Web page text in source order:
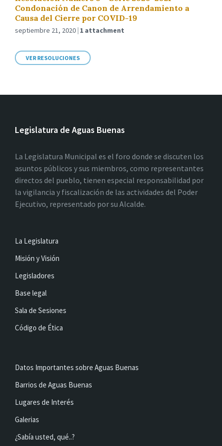
Condonación de Canon de Arrendamiento a
Causa del Cierre por COVID-19
septiembre 21, 2020 1 attachment
VER RESOLUCIONES
Legislatura de Aguas Buenas
La Legislatura Municipal es el foro donde se discuten los
asuntos públicos y sus miembros, como representantes
directos del pueblo, tienen especial responsabilidad por
la vigilancia y fiscalización de las actividades del Poder
Ejecutivo, representado por su Alcalde.
La Legislatura
Misión y Visión
Legisladores
Base legal
Sala de Sesiones
Código de Ética
Datos Importantes sobre Aguas Buenas
Barrios de Aguas Buenas
Lugares de Interés
Galerias
¿Sabía usted, qué..?